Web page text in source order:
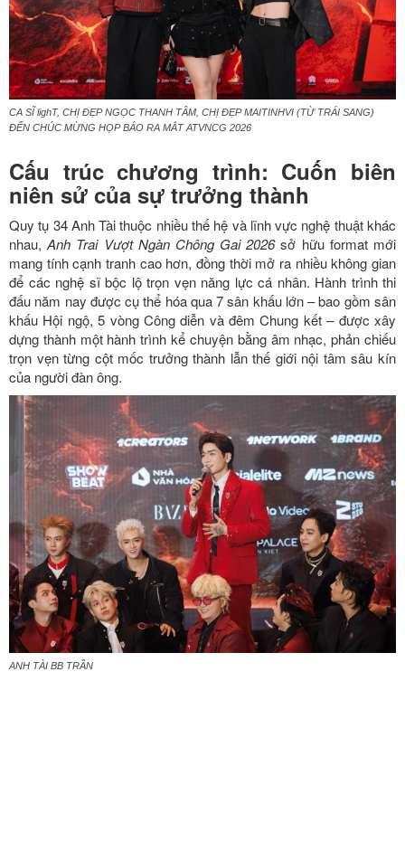
CA SĨ lighT, CHỊ ĐẸP NGỌC THANH TÂM, CHỊ ĐẸP MAITINHVI (TỪ TRÁI SANG)
ĐẾN CHÚC MỪNG HỌP BÁO RA MẮT ATVNCG 2026
Cấu trúc chương trình: Cuốn biên
niên sử của sự trưởng thành
Quy tụ 34 Anh Tài thuộc nhiều thế hệ và lĩnh vực nghệ thuật khác
nhau,Anh Trai Vượt Ngàn Chông Gai 2026sở hữu format mới
mang tính cạnh tranh cao hơn, đồng thời mở ra nhiều không gian
để các nghệ sĩ bộc lộ trọn vẹn năng lực cá nhân. Hành trình thi
đấu năm nay được cụ thể hóa qua 7 sân khấu lớn – bao gồm sân
khấu Hội ngộ, 5 vòng Công diễn và đêm Chung kết – được xây
dựng thành một hành trình kể chuyện bằng âm nhạc, phản chiếu
trọn vẹn từng cột mốc trưởng thành lẫn thế giới nội tâm sâu kín
của người đàn ông.
ANH TÀI BB TRẦN